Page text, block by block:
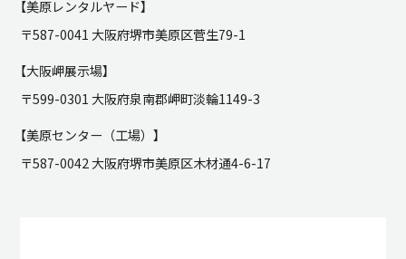
【美原レンタルヤード】
〒587-0041 大阪府堺市美原区菅生79-1
【大阪岬展示場】
〒599-0301 大阪府泉南郡岬町淡輪1149-3
【美原センター（工場）】
〒587-0042 大阪府堺市美原区木材通4-6-17